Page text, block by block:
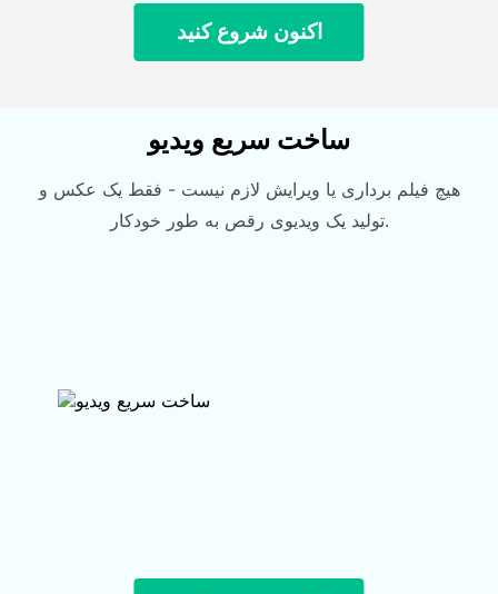
اکنون شروع کنید
ساخت سریع ویدیو
هیچ فیلم برداری یا ویرایش لازم نیست - فقط یک عکس و
تولید یک ویدیوی رقص به طور خودکار.